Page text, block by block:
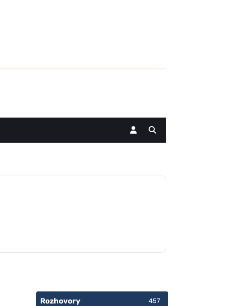
Rozhovory 457